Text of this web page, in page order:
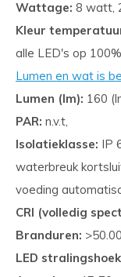
Wattage: 8 watt,
Kleur
alle LED's op
Lumen en wat is
Lumen (lm): 160
PAR: n.v.t,
Isolatieklasse: IP
waterbreuk
voeding
CRI (volledig
Branduren:
LED